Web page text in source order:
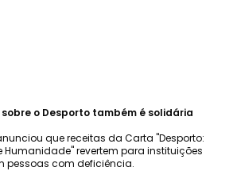
o Desporto também é solidária
que receitas da Carta "Desporto:
Humanidade" revertem para instituições
pessoas com deficiência.